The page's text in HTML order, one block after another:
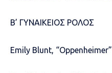
Β’ ΓΥΝΑΙΚΕΙΟΣ ΡΟΛΟΣ
Emily Blunt, “Oppenheimer”